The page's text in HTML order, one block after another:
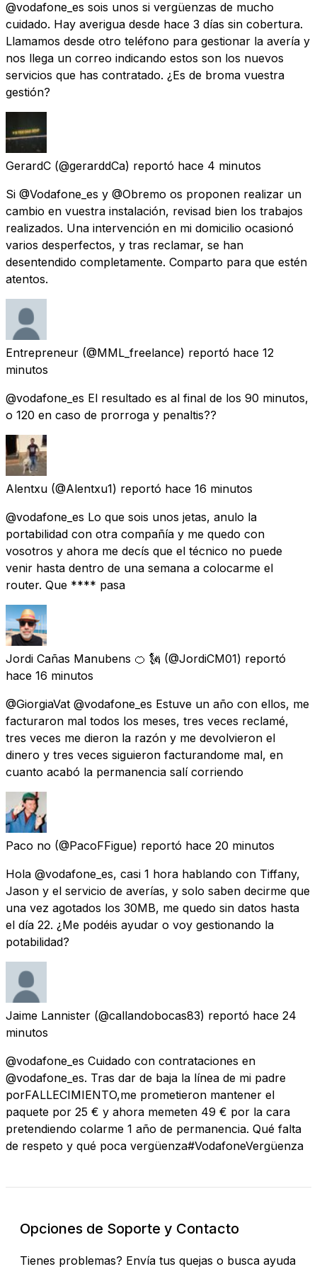
@vodafone_es sois unos si vergüenzas de mucho
cuidado. Hay averigua desde hace 3 días sin cobertura.
Llamamos desde otro teléfono para gestionar la avería y
nos llega un correo indicando estos son los nuevos
servicios que has contratado. ¿Es de broma vuestra
gestión?
GerardC (@gerarddCa) reportó hace 4 minutos
Si @Vodafone_es y @Obremo os proponen realizar un
cambio en vuestra instalación, revisad bien los trabajos
realizados. Una intervención en mi domicilio ocasionó
varios desperfectos, y tras reclamar, se han
desentendido completamente. Comparto para que estén
atentos.
Entrepreneur (@MML_freelance) reportó hace 12
minutos
@vodafone_es El resultado es al final de los 90 minutos,
o 120 en caso de prorroga y penaltis??
Alentxu (@Alentxu1) reportó hace 16 minutos
@vodafone_es Lo que sois unos jetas, anulo la
portabilidad con otra compañía y me quedo con
vosotros y ahora me decís que el técnico no puede
venir hasta dentro de una semana a colocarme el
router. Que **** pasa
Jordi Cañas Manubens 🍊 🗽 (@JordiCM01) reportó
hace 16 minutos
@GiorgiaVat @vodafone_es Estuve un año con ellos, me
facturaron mal todos los meses, tres veces reclamé,
tres veces me dieron la razón y me devolvieron el
dinero y tres veces siguieron facturandome mal, en
cuanto acabó la permanencia salí corriendo
Paco no (@PacoFFigue) reportó hace 20 minutos
Hola @vodafone_es, casi 1 hora hablando con Tiffany,
Jason y el servicio de averías, y solo saben decirme que
una vez agotados los 30MB, me quedo sin datos hasta
el día 22. ¿Me podéis ayudar o voy gestionando la
potabilidad?
Jaime Lannister (@callandobocas83) reportó hace 24
minutos
@vodafone_es Cuidado con contrataciones en
@vodafone_es. Tras dar de baja la línea de mi padre
porFALLECIMIENTO,me prometieron mantener el
paquete por 25 € y ahora memeten 49 € por la cara
pretendiendo colarme 1 año de permanencia. Qué falta
de respeto y qué poca vergüenza#VodafoneVergüenza
Opciones de Soporte y Contacto
Tienes problemas? Envía tus quejas o busca ayuda